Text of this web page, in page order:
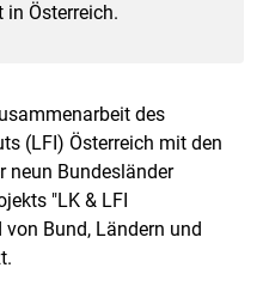
Österreich.
des
(LFI) Österreich mit den
Bundesländer
"LK & LFI
Bund, Ländern und